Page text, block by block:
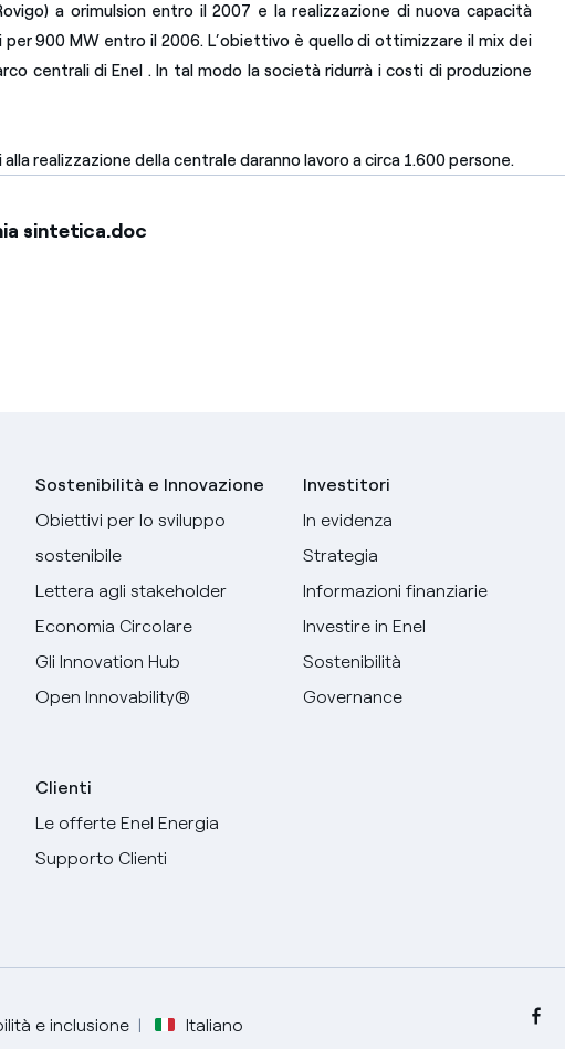
a orimulsion entro il 2007 e la realizzazione di nuova capacità
900 MW entro il 2006. L’obiettivo è quello di ottimizzare il mix dei
centrali di Enel . In tal modo la società ridurrà i costi di produzione
realizzazione della centrale daranno lavoro a circa 1.600 persone.
sintetica.doc
Sostenibilità e Innovazione
Obiettivi per lo sviluppo
sostenibile
Lettera agli stakeholder
Economia Circolare
Gli Innovation Hub
Open Innovability®
Clienti
Le offerte Enel Energia
Supporto Clienti
Investitori
In evidenza
Strategia
Informazioni finanziarie
Investire in Enel
Sostenibilità
Governance
e inclusione Italiano
Italiano